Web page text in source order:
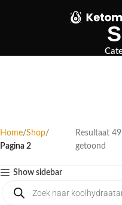
Home Shop
Pagina 2
Resultaat
getoond
Show sidebar